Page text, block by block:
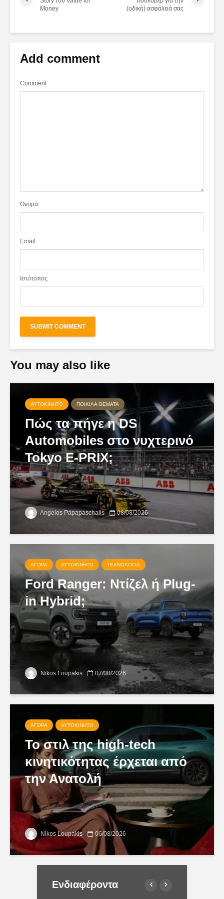
Money
(οδική) ασφάλειά σας
Add comment
Comment
Όνομα
Email
Ιστότοπος
You may also like
ΑΥΤΟΚΊΝΗΤΟ ΠΟΙΚΊΛΑ ΘΈΜΑΤΑ
Πώς τα πήγε η DS
Automobiles στο νυχτερινό
Tokyo E-PRIX;
Angelos Papapaschalis 08/08/2026
ΑΓΟΡΆ ΑΥΤΟΚΊΝΗΤΟ ΤΕΧΝΟΛΟΓΊΑ
Ford Ranger: Ντίζελ ή Plug-
in Hybrid;
Nikos Loupakis 07/08/2026
ΑΓΟΡΆ ΑΥΤΟΚΊΝΗΤΟ
Το στιλ της high-tech
κινητικότητας έρχεται από
την Ανατολή
Nikos Loupakis 06/08/2026
Ενδιαφέροντα